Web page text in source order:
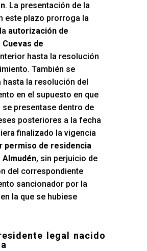
. La presentación de la
este plazo prorroga la
autorización de
de
hasta la resolución
También se
hasta la resolución del
en el supuesto en que
presentase dentro de
posteriores a la fecha
finalizado la vigencia
permiso de residencia
Almudén, sin perjuicio de
del correspondiente
sancionador por la
la que se hubiese
legal nacido